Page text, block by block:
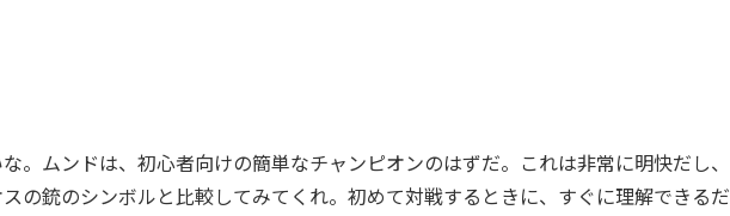
。ムンドは、初心者向けの簡単なチャンピオンのはずだ。これは非常に明快だし、
の銃のシンボルと比較してみてくれ。初めて対戦するときに、すぐに理解できるだ